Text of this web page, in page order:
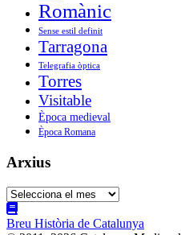
Romànic
Sense estil definit
Tarragona
Telegrafia òptica
Torres
Visitable
Època medieval
Època Romana
Arxius
Arxius
Breu Història de Catalunya